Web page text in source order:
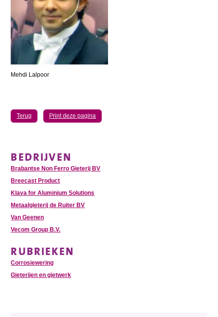
Mehdi Lalpoor
Terug Print deze pagina
BEDRIJVEN
Brabantse Non Ferro Gieterij BV
Breecast Product
Klava for Aluminium Solutions
Metaalgieterij de Ruiter BV
Van Geenen
Vecom Group B.V.
RUBRIEKEN
Corrosiewering
Gieterijen en gietwerk